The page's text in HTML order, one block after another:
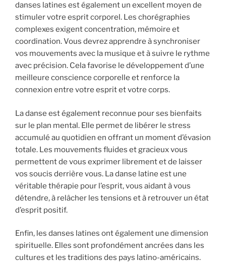
danses latines est également un excellent moyen de
stimuler votre esprit corporel. Les chorégraphies
complexes exigent concentration, mémoire et
coordination. Vous devrez apprendre à synchroniser
vos mouvements avec la musique et à suivre le rythme
avec précision. Cela favorise le développement d’une
meilleure conscience corporelle et renforce la
connexion entre votre esprit et votre corps.
La danse est également reconnue pour ses bienfaits
sur le plan mental. Elle permet de libérer le stress
accumulé au quotidien en offrant un moment d’évasion
totale. Les mouvements fluides et gracieux vous
permettent de vous exprimer librement et de laisser
vos soucis derrière vous. La danse latine est une
véritable thérapie pour l’esprit, vous aidant à vous
détendre, à relâcher les tensions et à retrouver un état
d’esprit positif.
Enfin, les danses latines ont également une dimension
spirituelle. Elles sont profondément ancrées dans les
cultures et les traditions des pays latino-américains.